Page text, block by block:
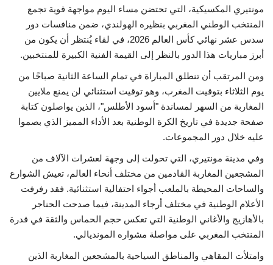
مونتيري المكسيكية، التي تحتضن مساء اليوم مواجهة قوية تجمع
المنتخب الوطني المغربي بنظيره الهولندي، ضمن منافسات دور
سدس عشر نهائي كأس العالم 2026، في لقاء يُنتظر أن يكون من
أبرز مباريات هذا الدور بالنظر إلى القيمة الفنية الكبيرة للمنتخبين.
ومن المرتقب أن تنطلق المباراة في تمام الساعة الثانية صباحًا من
يوم الثلاثاء بتوقيت المغرب، وهو توقيت استثنائي لن يمنع ملايين
المغاربة من السهر لمساندة "أسود الأطلس"، الذين يواصلون كتابة
صفحة جديدة في تاريخ الكرة الوطنية بعد الأداء المميز الذي بصموا
عليه خلال دور المجموعات.
وفي مدينة مونتيري، التي تحولت إلى وجهة لعشرات الآلاف من
المشجعين المغاربة القادمين من مختلف أنحاء العالم، تعيش الشوارع
والساحات المحيطة بالملعب أجواء احتفالية استثنائية. فقد رفرفت
الأعلام الوطنية في مختلف أرجاء المدينة، فيما صدحت الحناجر
بالأهازيج والأغاني الوطنية التي تعكس حجم الحماس والثقة في قدرة
المنتخب المغربي على مواصلة مشواره المونديالي.
وامتلأت المقاهي والمناطق السياحية بالمشجعين المغاربة الذين